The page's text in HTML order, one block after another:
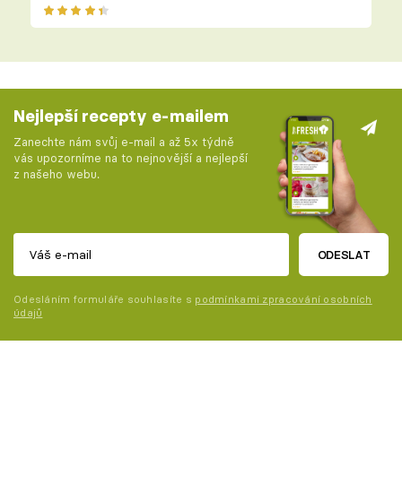
Nejlepší recepty e-mailem
Zanechte nám svůj e-mail a až 5x týdně
vás upozorníme na to nejnovější a nejlepší
z našeho webu.
ODESLAT
Odesláním formuláře souhlasíte s podmínkami zpracování osobních
údajů